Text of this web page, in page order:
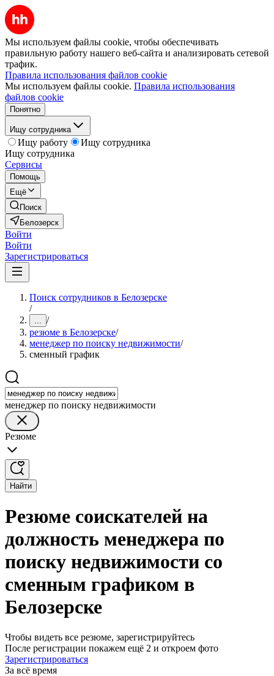
Мы используем файлы cookie, чтобы обеспечивать
правильную работу нашего веб-сайта и анализировать сетевой
трафик.
Правила использования файлов cookie
Мы используем файлы cookie. Правила использования
файлов cookie
Понятно
Ищу сотрудника
Ищу работу
Ищу сотрудника
Ищу сотрудника
Сервисы
Помощь
Ещё
Поиск
Белозерск
Войти
Войти
Зарегистрироваться
Поиск сотрудников в Белозерске
/
... /
резюме в Белозерске/
менеджер по поиску недвижимости/
сменный график
менеджер по поиску недвижимости
Резюме
Найти
Резюме соискателей на
должность менеджера по
поиску недвижимости со
сменным графиком в
Белозерске
Чтобы видеть все резюме, зарегистрируйтесь
После регистрации покажем ещё 2 и откроем фото
Зарегистрироваться
За всё время